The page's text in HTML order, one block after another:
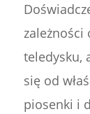
zależności
teledysku,
się od
piosenki i